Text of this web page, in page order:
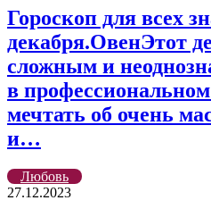
Гороскоп для всех
декабря.ОвенЭтот
сложным и
в
мечтать об очень
и…
Любовь
27.12.2023